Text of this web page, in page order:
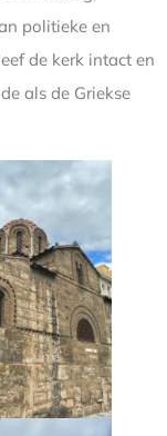
politieke en
de kerk intact en
als de Griekse